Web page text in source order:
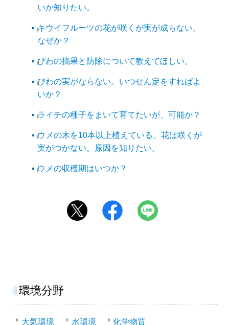
いか知りたい。
キウイフルーツの花が咲くが実が成らない。
なぜか？
びわの摘果と防除について教えてほしい。
びわの実がならない。いつせん定をすればよ
いか？
ライチの種子をまいて育てたいが、可能か？
ウメの木を10本以上植えている。花は咲くが
実がつかない。原因を知りたい。
ウメの収穫期はいつか？
環境分野
大気環境 水環境 化学物質